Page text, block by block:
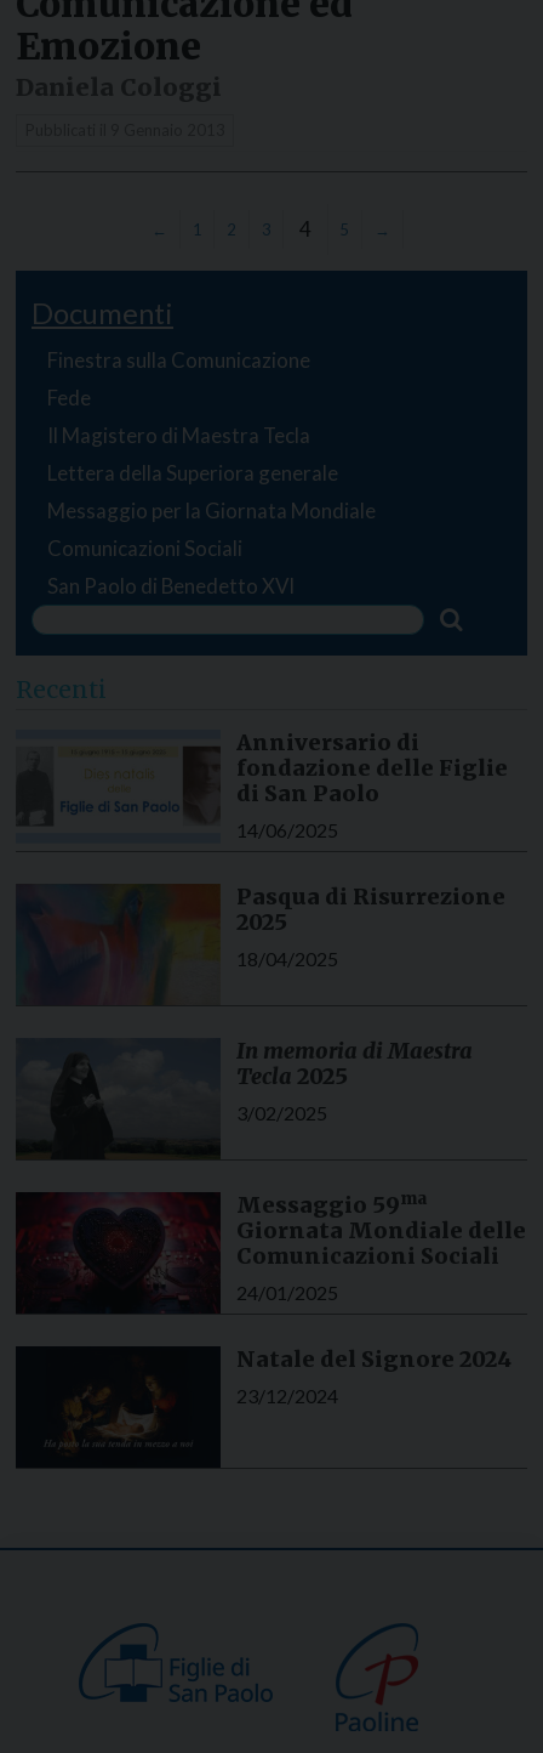
Emozione
← 1 2 3 4 5 →
Documenti
Finestra sulla Comunicazione
Fede
Il Magistero di Maestra Tecla
Lettera della Superiora generale
Messaggio per la Giornata Mondiale
Comunicazioni Sociali
San Paolo di Benedetto XVI
Recenti
Anniversario di
fondazione delle Figlie
di San Paolo
14/06/2025
Pasqua di Risurrezione
2025
18/04/2025
In memoria di Maestra
Tecla 2025
3/02/2025
Messaggio 59ma
Giornata Mondiale delle
Comunicazioni Sociali
24/01/2025
Natale del Signore 2024
23/12/2024